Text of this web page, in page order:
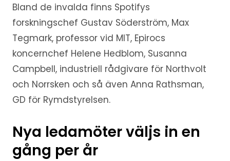
Bland de invalda finns Spotifys
forskningschef Gustav Söderström, Max
Tegmark, professor vid MIT, Epirocs
koncernchef Helene Hedblom, Susanna
Campbell, industriell rådgivare för Northvolt
och Norrsken och så även Anna Rathsman,
GD för Rymdstyrelsen.
Nya ledamöter väljs in en
gång per år